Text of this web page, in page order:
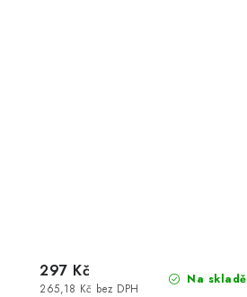
Na skladě
265,18 Kč bez DPH
297 Kč